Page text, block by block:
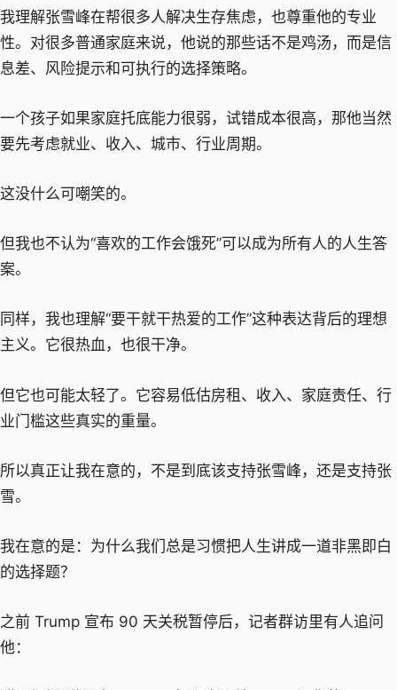
我理解张雪峰在帮很多人解决生存焦虑，也尊重他的专业
性。对很多普通家庭来说，他说的那些话不是鸡汤，而是信
息差、风险提示和可执行的选择策略。
一个孩子如果家庭托底能力很弱，试错成本很高，那他当然
要先考虑就业、收入、城市、行业周期。
这没什么可嘲笑的。
但我也不认为“喜欢的工作会饿死”可以成为所有人的人生答
案。
同样，我也理解“要干就干热爱的工作”这种表达背后的理想
主义。它很热血，也很干净。
但它也可能太轻了。它容易低估房租、收入、家庭责任、行
业门槛这些真实的重量。
所以真正让我在意的，不是到底该支持张雪峰，还是支持张
雪。
我在意的是：为什么我们总是习惯把人生讲成一道非黑即白
的选择题？
之前 Trump 宣布 90 天关税暂停后，记者群访里有人追问
他：